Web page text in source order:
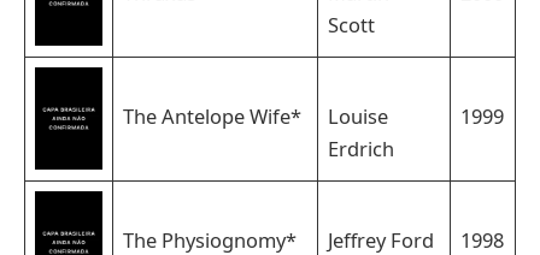
Scott
The Antelope Wife*
Louise
Erdrich
1999
The Physiognomy* Jeffrey Ford 1998